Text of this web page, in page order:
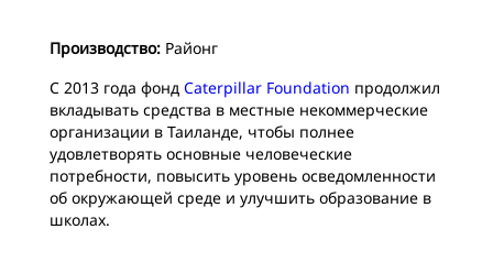
Производство: Районг
С 2013 года фонд Caterpillar Foundation продолжил
вкладывать средства в местные некоммерческие
организации в Таиланде, чтобы полнее
удовлетворять основные человеческие
потребности, повысить уровень осведомленности
об окружающей среде и улучшить образование в
школах.